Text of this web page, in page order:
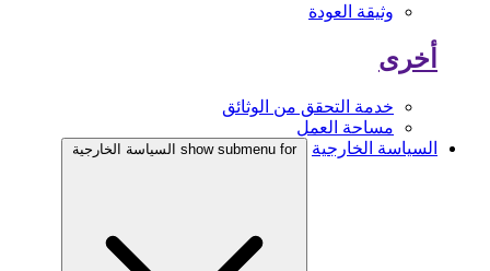
وثيقة العودة
أخرى
خدمة التحقق من الوثائق
مساحة العمل
السياسة الخارجية
show submenu for السياسة الخارجية